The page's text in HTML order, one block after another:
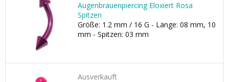
Augenbrauenpiercing Eloxiert Rosa
Spitzen
Größe: 1.2 mm / 16 G - Länge: 08 mm, 10
mm - Spitzen: 03 mm
Ausverkauft